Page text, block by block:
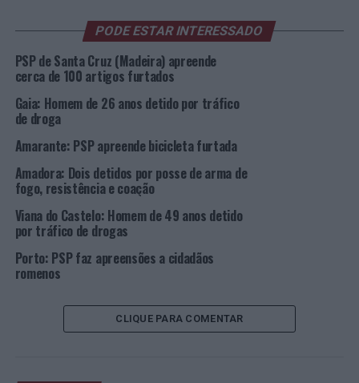
TÓPICOS RELACIONADOS: CRIMINALIDADE
ESPINHO
PSP
PRÓXIMO
AHETA apresenta estudo “O Capital Humano na Hotelaria
e Empreendimentos Turísticos do Algarve”
Bibliotecas Municipais de Viana do Castelo, Monção e
Paredes de Coura recebem, esta semana, Encontros
Literários do Alto Minho
PODE ESTAR INTERESSADO
PSP de Santa Cruz (Madeira) apreende
cerca de 100 artigos furtados
Gaia: Homem de 26 anos detido por tráfico
de droga
Amarante: PSP apreende bicicleta furtada
Amadora: Dois detidos por posse de arma de
fogo, resistência e coação
Viana do Castelo: Homem de 49 anos detido
por tráfico de drogas
Porto: PSP faz apreensões a cidadãos
romenos
CLIQUE PARA COMENTAR